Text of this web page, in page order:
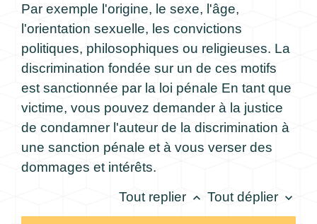
Par exemple l'origine, le sexe, l'âge,
l'orientation sexuelle, les convictions
politiques, philosophiques ou religieuses. La
discrimination fondée sur un de ces motifs
est sanctionnée par la loi pénale En tant que
victime, vous pouvez demander à la justice
de condamner l'auteur de la discrimination à
une sanction pénale et à vous verser des
dommages et intérêts.
Tout replier keyboard_arrow_up Tout déplier keyboard_arrow_down